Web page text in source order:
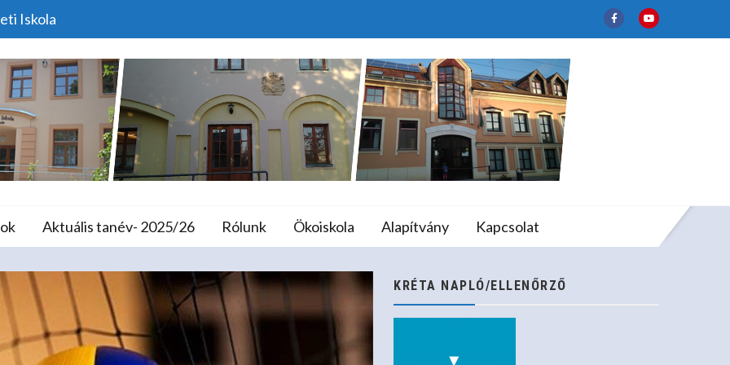
Iskola
Iskola és Alapfokú Művészeti
Aktuális tanév- 2025/26 Rólunk Ökoiskola Alapítvány Kapcsolat
Röplabda Diákolimpia
Home Versenyek Röplabda Diákolimpia
KRÉTA NAPLÓ/ELLENŐRZŐ